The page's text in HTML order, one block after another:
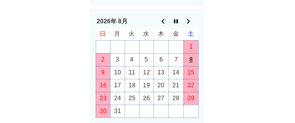
2026年 8月
日
月 火 水 木 金
土
1
2
3 4 5 6 7
8
9
10 11 12 13 14
15
16
17 18 19 20 21
22
23
24 25 26 27 28
29
30
31